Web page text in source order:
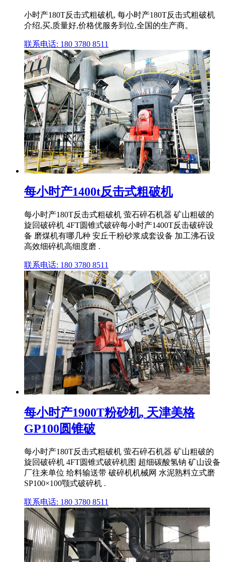
小时产180T反击式粗破机, 每小时产180T反击式粗破机
介绍,买,质量好,价格优服务到位,全国的生产商。
联系电话: 180 3780 8511
每小时产1400t反击式粗破机
每小时产180T反击式粗破机 萤石碎石机器 矿山粗破的
旋回破碎机 4FT圆锥式破碎每小时产1400T反击破碎设
备 磨煤机有哪几种 安丘干粉砂浆成套设备 加工沸石设
高效细碎机高细度磨 .
联系电话: 180 3780 8511
每小时产1900T粉砂机, 天津美格
GP100圆锥破
每小时产180T反击式粗破机 萤石碎石机器 矿山粗破的
旋回破碎机 4FT圆锥式破碎机图 超细碳酸氢钠 矿山设备
厂往来单位 给料输送带 破碎机机械网 水泥熟料立式磨
SP100×100颚式破碎机 .
联系电话: 180 3780 8511